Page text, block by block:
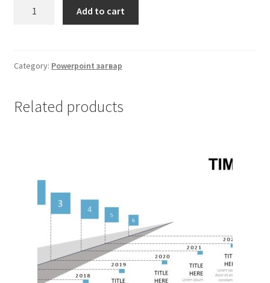
Түрээсийн гэрээ
Хүний нөөцийн бодлогын баримт
Шүүхэд нэхэмжлэл гаргах загварууд
Add to cart
Category: Powerpoint загвар
Related products